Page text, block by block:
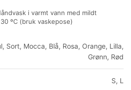
i varmt vann med mildt
ºC (bruk vaskepose)
Sort, Mocca, Blå, Rosa, Orange, Lilla,
Grønn, Rød
S, L